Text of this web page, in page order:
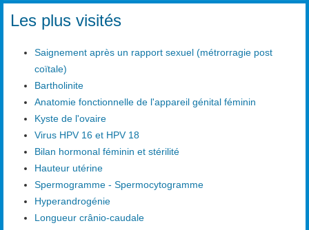
Les plus visités
Saignement après un rapport sexuel (métrorragie post
coïtale)
Bartholinite
Anatomie fonctionnelle de l'appareil génital féminin
Kyste de l'ovaire
Virus HPV 16 et HPV 18
Bilan hormonal féminin et stérilité
Hauteur utérine
Spermogramme - Spermocytogramme
Hyperandrogénie
Longueur crânio-caudale